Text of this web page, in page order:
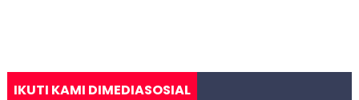
IKUTI KAMI DIMEDIASOSIAL